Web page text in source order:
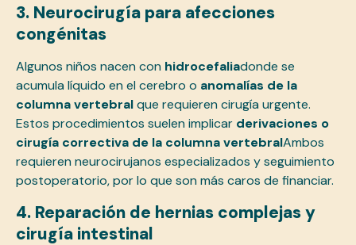
3. Neurocirugía para afecciones
congénitas
Algunos niños nacen con hidrocefaliadonde se
acumula líquido en el cerebro o anomalías de la
columna vertebralque requieren cirugía urgente.
Estos procedimientos suelen implicar derivaciones o
cirugía correctiva de la columna vertebralAmbos
requieren neurocirujanos especializados y seguimiento
postoperatorio, por lo que son más caros de financiar.
4. Reparación de hernias complejas y
cirugía intestinal